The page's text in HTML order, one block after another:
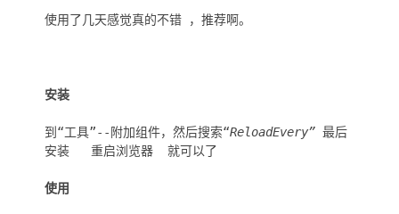
使用了几天感觉真的不错 ，推荐啊。
安装
到“工具”--附加组件，然后搜索“ReloadEvery” 最后
安装 重启浏览器 就可以了
使用